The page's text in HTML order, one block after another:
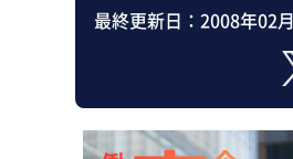
最終更新日： 2008年02